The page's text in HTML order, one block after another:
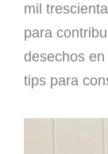
mil
para
desechos
tips para